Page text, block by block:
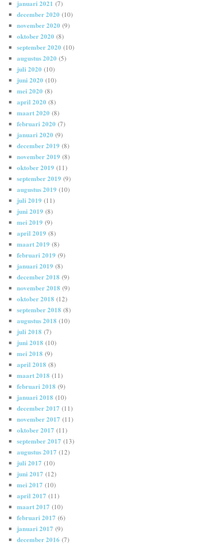
januari 2021 (7)
december 2020 (10)
november 2020 (9)
oktober 2020 (8)
september 2020 (10)
augustus 2020 (5)
juli 2020 (10)
juni 2020 (10)
mei 2020 (8)
april 2020 (8)
maart 2020 (8)
februari 2020 (7)
januari 2020 (9)
december 2019 (8)
november 2019 (8)
oktober 2019 (11)
september 2019 (9)
augustus 2019 (10)
juli 2019 (11)
juni 2019 (8)
mei 2019 (9)
april 2019 (8)
maart 2019 (8)
februari 2019 (9)
januari 2019 (8)
december 2018 (9)
november 2018 (9)
oktober 2018 (12)
september 2018 (8)
augustus 2018 (10)
juli 2018 (7)
juni 2018 (10)
mei 2018 (9)
april 2018 (8)
maart 2018 (11)
februari 2018 (9)
januari 2018 (10)
december 2017 (11)
november 2017 (11)
oktober 2017 (11)
september 2017 (13)
augustus 2017 (12)
juli 2017 (10)
juni 2017 (12)
mei 2017 (10)
april 2017 (11)
maart 2017 (10)
februari 2017 (6)
januari 2017 (9)
december 2016 (7)